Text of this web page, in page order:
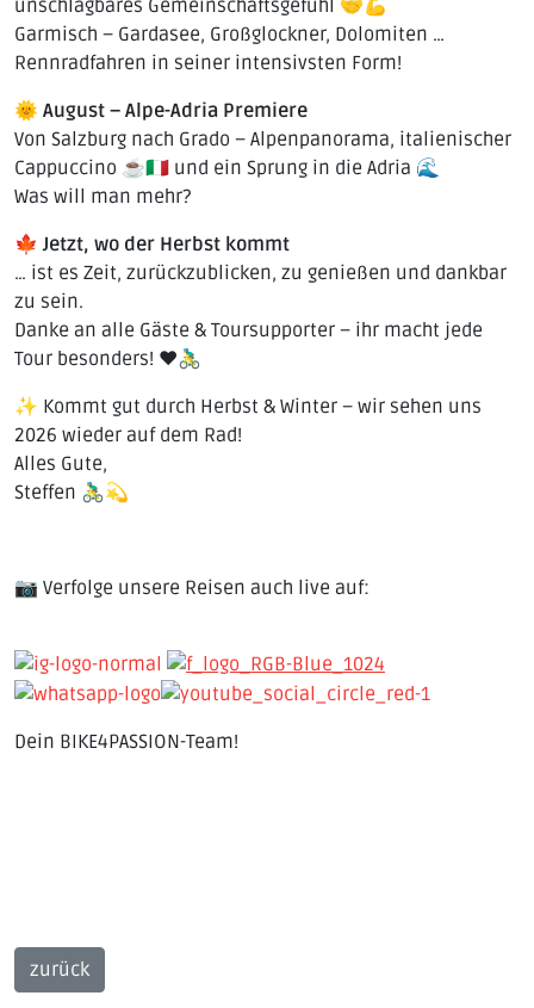
unschlagbares Gemeinschaftsgefühl 🤝💪
Garmisch – Gardasee, Großglockner, Dolomiten …
Rennradfahren in seiner intensivsten Form!
🌞 August – Alpe-Adria Premiere
Von Salzburg nach Grado – Alpenpanorama, italienischer
Cappuccino ☕🇮🇹 und ein Sprung in die Adria 🌊
Was will man mehr?
🍁Jetzt, wo der Herbst kommt
… ist es Zeit, zurückzublicken, zu genießen und dankbar
zu sein.
Danke an alle Gäste & Toursupporter – ihr macht jede
Tour besonders! ❤️🚴‍♂️
✨ Kommt gut durch Herbst & Winter – wir sehen uns
2026 wieder auf dem Rad!
Alles Gute,
Steffen 🚴‍♂️💫
📷 Verfolge unsere Reisen auch live auf:
Dein BIKE4PASSION-Team!
zurück